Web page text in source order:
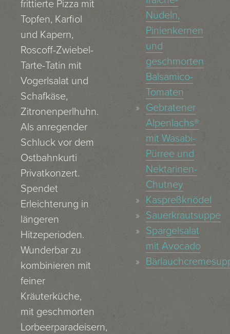
frittierte Pizza mit
Topfen, Karfiol
und Kapern,
Roscoff-Zwiebel-
Tarte-Tatin mit
Vogerlsalat und
Schafkäse,
Zitronenperlhuhn.
Als anregender
Schluck vor dem
Ostbahnkurti
Privatkonzert.
Spendet
Erleichterung in
längeren
Hitzeperioden.
Wunderbar zu
kombinieren mit
feiner
Kräuterküche,
mit geschmorten
Lorbeerparadeisern,
Nudeln,
Pinienkernen
und
geschmorten
Balsamico-
Tomaten
Gebratener
Alpenlachs®
mit Wasabi-
Pürree und
Nektarinen-
Chutney
Kaspreßknödel
Sauerkrautsuppe
Spargelsalat
mit Avocado